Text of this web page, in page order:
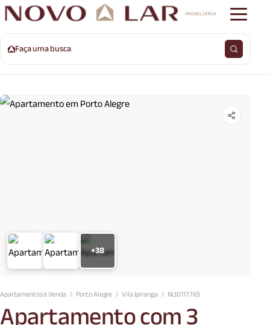
Faça uma busca
+38
Apartamentos à Venda Porto Alegre Vila Ipiranga NL10117765